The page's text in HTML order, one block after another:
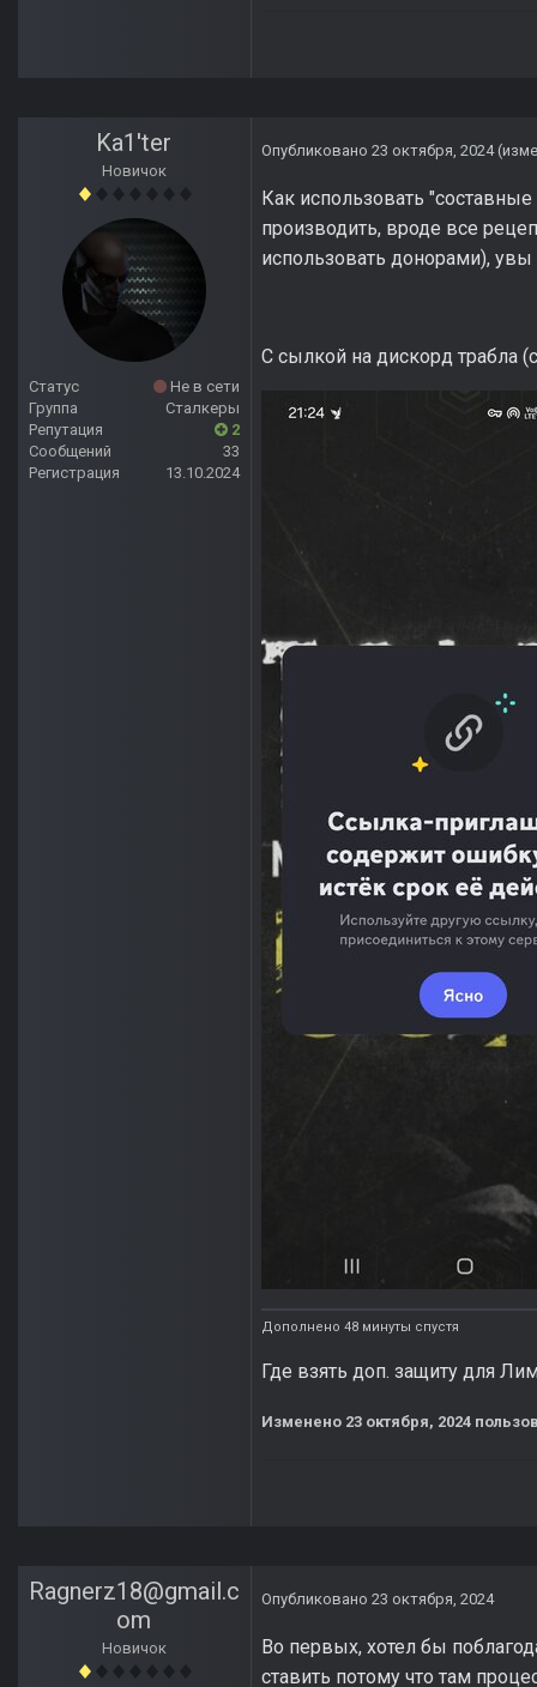
Ka1'ter
Новичок
Статус
Не в сети
Группа
Сталкеры
Репутация
2
Сообщений
33
Регистрация
13.10.2024
Опубликовано 23 октября, 2024
Как использовать
производить, вроде все
использовать донорами),
С сылкой на дискорд трабла
Дополнено 48 минуты спустя
Где взять доп. защиту для
Изменено 23 октября, 2024
Ragnerz18@gmail.c
om
Новичок
Опубликовано 23 октября, 2024
Во первых, хотел бы
ставить потому что там